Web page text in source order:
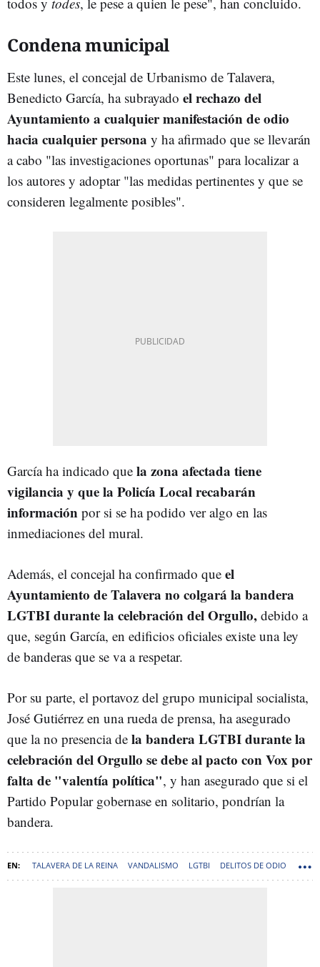
Condena municipal
Este lunes, el concejal de Urbanismo de Talavera,
Benedicto García, ha subrayado el rechazo del
Ayuntamiento a cualquier manifestación de odio
hacia cualquier persona y ha afirmado que se llevarán
a cabo "las investigaciones oportunas" para localizar a
los autores y adoptar "las medidas pertinentes y que se
consideren legalmente posibles".
García ha indicado que la zona afectada tiene
vigilancia y que la Policía Local recabarán
información por si se ha podido ver algo en las
inmediaciones del mural.
Además, el concejal ha confirmado que el
Ayuntamiento de Talavera no colgará la bandera
LGTBI durante la celebración del Orgullo, debido a
que, según García, en edificios oficiales existe una ley
de banderas que se va a respetar.
Por su parte, el portavoz del grupo municipal socialista,
José Gutiérrez en una rueda de prensa, ha asegurado
que la no presencia de la bandera LGTBI durante la
celebración del Orgullo se debe al pacto con Vox por
falta de "valentía política", y han asegurado que si el
Partido Popular gobernase en solitario, pondrían la
bandera.
TALAVERA DE LA REINA VANDALISMO LGTBI DELITOS DE ODIO